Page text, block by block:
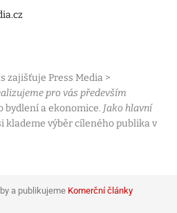
zajišťuje Press Media >
pro vás především
bydlení a ekonomice. Jako hlavní
klademe výběr cíleného publika v
a publikujeme Komerční články